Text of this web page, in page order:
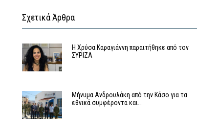
Σχετικά Άρθρα
Η Χρύσα Καραγιάννη παραιτήθηκε από τον
ΣΥΡΙΖΑ
Μήνυμα Ανδρουλάκη από την Κάσο για τα
εθνικά συμφέροντα και…